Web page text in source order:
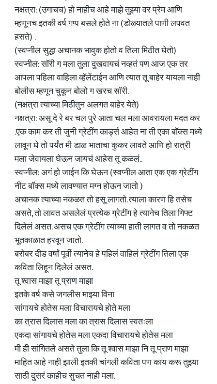
नक्षत्रा: (उगाचच) हो नाहीच आहे माझे तुझ्या वर प्रेम आणि
म्हणूनच इतकी वर्ष गप्प बसले होते ना (डोळ्यातले पाणी लपवत
हसते) .
(स्वप्नील सुद्धा अचानक भावुक होतो व तिला मिठीत घेतो)
स्वप्नील: सॉरी ग मला तुला दुखवायचं नव्हतं पण आज एक तर
आपला पहिला वाहिला व्हॅलेंटाईन आणि त्यात तू बाहेर यायला नाही
बोलीस म्हणून चुकून बोलो ग खरच सॉरी.
(नक्षत्रा त्याच्या मिठीतुन अलगत बाहेर येते)
नक्षत्रा: असू दे रे बर चल पुरे आता चल मला आवरायला मदत कर
.एक काम कर ती जुनी ग्रेटींग कार्ड्स आहेत ना ती एका बॉक्स मध्ये
लावून घे तो पर्यंत मी डाळ भाताचा कुकर लावते आणि हो रात्री
मला जेवायला घेऊन जायचं आहेस तू कळलं..
स्वप्नील: अगं हो जाईन कि घेऊन (स्वप्नील आता एक एक ग्रेटींग
नीट बॉक्स मध्ये लावण्यात मग्न होऊन जातो )
अचानक त्याच्या नकळत तो हसू लागतो. त्याला कारण हि तसेच
असते, तो लावत असलेलं प्रत्येक ग्रेटींग हे त्यानेच तिला गिफ्ट
दिलेलं असत. असच एक ग्रेटींग त्याच्या हाती लागत व तो नकळत
भूतकाळात हरवून जातो.
बरोबर दीड वर्षां पूर्वी त्यानेच हे पहिलं वाहिलं ग्रेटींग तिला एक
कविता लिहून दिलेलं असत.
तू श्वास माझा तू प्राण माझा
इतके वर्ष कसे जगलीस माझ्या विना
सांगायचे होतेस मला विचारायचे होते मला
का त्रास दिलास मला का त्रास दिलास स्वतःला
एकदा सांगायचे होतेस मला एकदा विचारायचे होतेस मला
मी ही सांगितले असते तुला कि तू श्वास माझा नि तू प्राण माझा
माहित आहे नाही झाली इतकी चांगली कविता पण काय करू तुझ्या
साठी दुसरं काहीच सुचत नाही मला.